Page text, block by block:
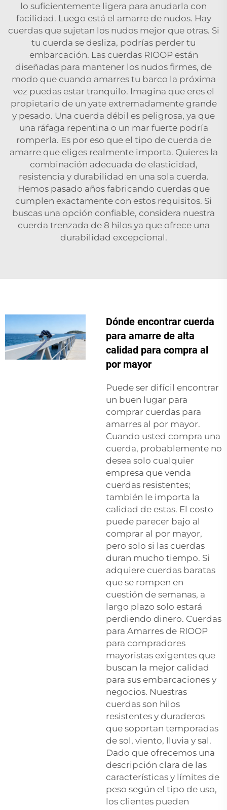
lo suficientemente ligera para anudarla con
facilidad. Luego está el amarre de nudos. Hay
cuerdas que sujetan los nudos mejor que otras. Si
tu cuerda se desliza, podrías perder tu
embarcación. Las cuerdas RIOOP están
diseñadas para mantener los nudos firmes, de
modo que cuando amarres tu barco la próxima
vez puedas estar tranquilo. Imagina que eres el
propietario de un yate extremadamente grande
y pesado. Una cuerda débil es peligrosa, ya que
una ráfaga repentina o un mar fuerte podría
romperla. Es por eso que el tipo de cuerda de
amarre que eliges realmente importa. Quieres la
combinación adecuada de elasticidad,
resistencia y durabilidad en una sola cuerda.
Hemos pasado años fabricando cuerdas que
cumplen exactamente con estos requisitos. Si
buscas una opción confiable, considera nuestra
cuerda trenzada de 8 hilos ya que ofrece una
durabilidad excepcional.
Dónde encontrar cuerda
para amarre de alta
calidad para compra al
por mayor
Puede ser difícil encontrar
un buen lugar para
comprar cuerdas para
amarres al por mayor.
Cuando usted compra una
cuerda, probablemente no
desea solo cualquier
empresa que venda
cuerdas resistentes;
también le importa la
calidad de estas. El costo
puede parecer bajo al
comprar al por mayor,
pero solo si las cuerdas
duran mucho tiempo. Si
adquiere cuerdas baratas
que se rompen en
cuestión de semanas, a
largo plazo solo estará
perdiendo dinero. Cuerdas
para Amarres de RIOOP
para compradores
mayoristas exigentes que
buscan la mejor calidad
para sus embarcaciones y
negocios. Nuestras
cuerdas son hilos
resistentes y duraderos
que soportan temporadas
de sol, viento, lluvia y sal.
Dado que ofrecemos una
descripción clara de las
características y límites de
peso según el tipo de uso,
los clientes pueden